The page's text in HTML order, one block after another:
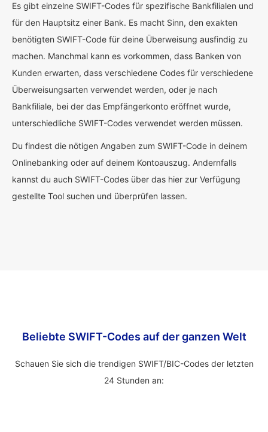
Es gibt einzelne SWIFT-Codes für spezifische Bankfilialen und
für den Hauptsitz einer Bank. Es macht Sinn, den exakten
benötigten SWIFT-Code für deine Überweisung ausfindig zu
machen. Manchmal kann es vorkommen, dass Banken von
Kunden erwarten, dass verschiedene Codes für verschiedene
Überweisungsarten verwendet werden, oder je nach
Bankfiliale, bei der das Empfängerkonto eröffnet wurde,
unterschiedliche SWIFT-Codes verwendet werden müssen.
Du findest die nötigen Angaben zum SWIFT-Code in deinem
Onlinebanking oder auf deinem Kontoauszug. Andernfalls
kannst du auch SWIFT-Codes über das hier zur Verfügung
gestellte Tool suchen und überprüfen lassen.
Beliebte SWIFT-Codes auf der ganzen Welt
Schauen Sie sich die trendigen SWIFT/BIC-Codes der letzten
24 Stunden an: